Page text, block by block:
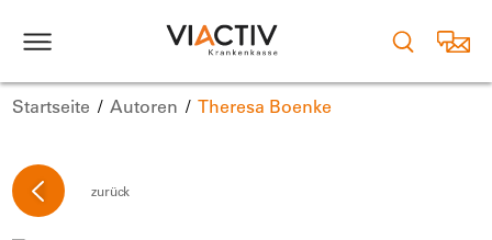
Startseite Autoren Theresa Boenke
zurück